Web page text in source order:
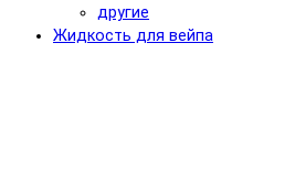
другие
Жидкость для вейпа